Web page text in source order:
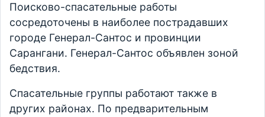
Поисково-спасательные работы
сосредоточены в наиболее пострадавших
городе Генерал-Сантос и провинции
Сарангани. Генерал-Сантос объявлен зоной
бедствия.
Спасательные группы работают также в
других районах. По предварительным